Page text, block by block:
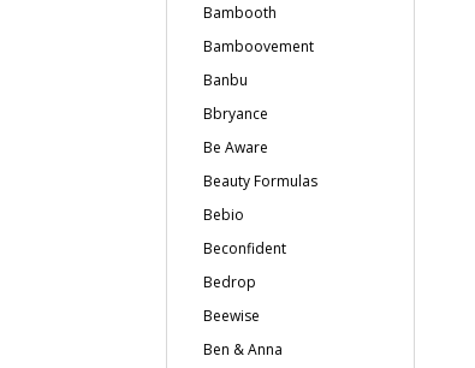
Bambooth
Bamboovement
Banbu
Bbryance
Be Aware
Beauty Formulas
Bebio
Beconfident
Bedrop
Beewise
Ben & Anna